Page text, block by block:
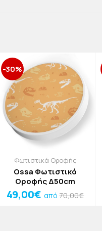
-30%
Φωτιστικά Οροφής
Ossa Φωτιστικό
Οροφής Δ50cm
49,00€ από70,00€